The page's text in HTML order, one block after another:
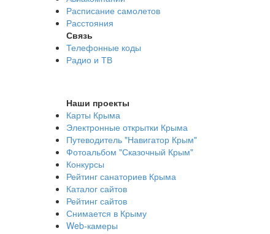
Расписание самолетов
Расстояния
Связь
Телефонные коды
Радио и ТВ
Наши проекты
Карты Крыма
Электронные открытки Крыма
Путеводитель "Навигатор Крым"
Фотоальбом "Сказочный Крым"
Конкурсы
Рейтинг санаториев Крыма
Каталог сайтов
Рейтинг сайтов
Снимается в Крыму
Web-камеры